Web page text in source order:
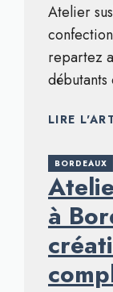
Atelier
repartez
LIRE
BORDEAUX
à